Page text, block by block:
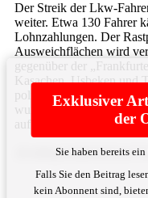
Der Streik der Lkw-
weiter. Etwa 130 Fahrer
Lohnzahlungen. Der
Ausweichflächen wird
gegenüber der
Kasachen, Usbeken und
polnische Spedition
wurde. Auch damals war
auf der A5 in Hessen, ...
Exklusiver
der
Sie haben bereits
Falls Sie den Beitrag
kein Abonnent sind,